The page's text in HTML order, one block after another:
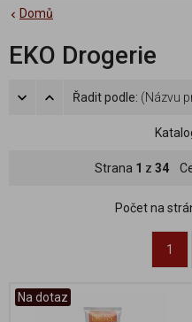
Domů
EKO Drogerie
Řadit podle: (Názvu
Strana 1 z 34
Počet na
1
Na dotaz